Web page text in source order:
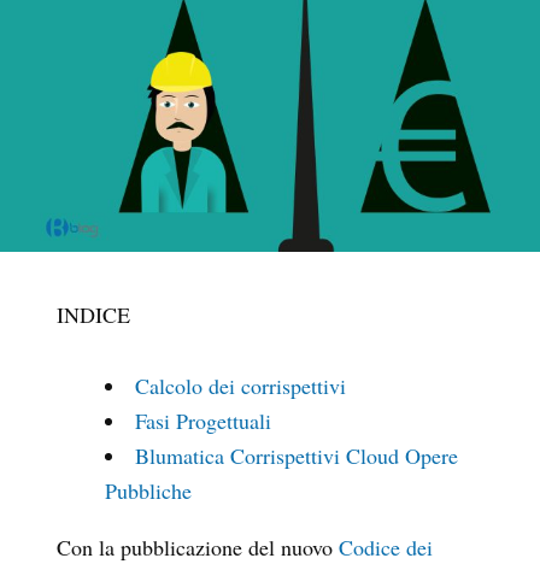
INDICE
Calcolo dei corrispettivi
Fasi Progettuali
Blumatica Corrispettivi Cloud Opere
Pubbliche
Con la pubblicazione del nuovo Codice dei